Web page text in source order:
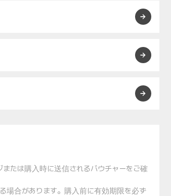
たは購入時に送信されるバウチャーをご確
場合があります。購入前に有効期限を必ず